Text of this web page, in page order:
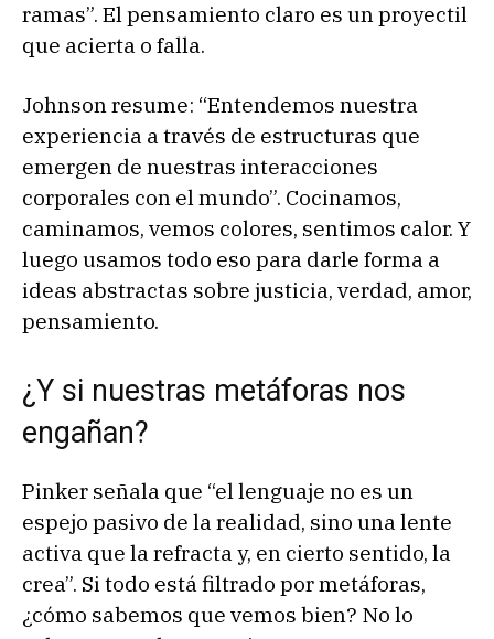
ramas”. El pensamiento claro es un proyectil
que acierta o falla.
Johnson resume: “Entendemos nuestra
experiencia a través de estructuras que
emergen de nuestras interacciones
corporales con el mundo”. Cocinamos,
caminamos, vemos colores, sentimos calor. Y
luego usamos todo eso para darle forma a
ideas abstractas sobre justicia, verdad, amor,
pensamiento.
¿Y si nuestras metáforas nos
engañan?
Pinker señala que “el lenguaje no es un
espejo pasivo de la realidad, sino una lente
activa que la refracta y, en cierto sentido, la
crea”. Si todo está filtrado por metáforas,
¿cómo sabemos que vemos bien? No lo